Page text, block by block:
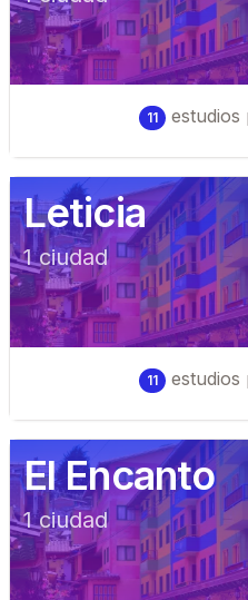
11 estudios
Leticia
1ciudad
11 estudios
El Encanto
1ciudad